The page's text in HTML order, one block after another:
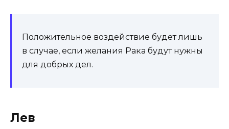
Положительное воздействие будет лишь
в случае, если желания Рака будут нужны
для добрых дел.
Лев